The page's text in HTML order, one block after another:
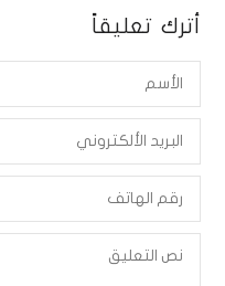
أترك تعليقاً